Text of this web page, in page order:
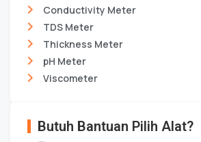
Conductivity Meter
TDS Meter
Thickness Meter
pH Meter
Viscometer
Butuh Bantuan Pilih Alat?